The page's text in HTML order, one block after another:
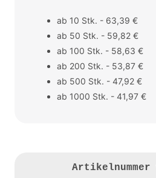
ab 10 Stk. - 63,39 €
ab 50 Stk. - 59,82 €
ab 100 Stk. - 58,63 €
ab 200 Stk. - 53,87 €
ab 500 Stk. - 47,92 €
ab 1000 Stk. - 41,97 €
Artikelnummer